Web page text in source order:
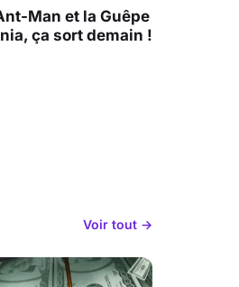
Man et la Guêpe
ça sort demain !
Voir tout →